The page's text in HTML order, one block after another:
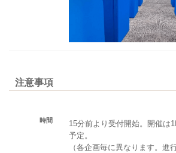
注意事項
時間
15分前より受付開始。開催は
予定。
（各企画毎に異なります。進